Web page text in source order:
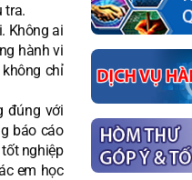
tra.
Không ai
hành vi
chỉ
đúng với
báo cáo
nghiệp
em học